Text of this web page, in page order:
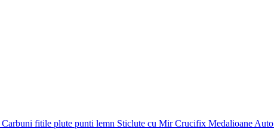
Carbuni fitile plute punti lemn Sticlute cu MirCrucifix Medalioane Auto